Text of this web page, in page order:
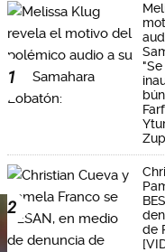
1
2
de